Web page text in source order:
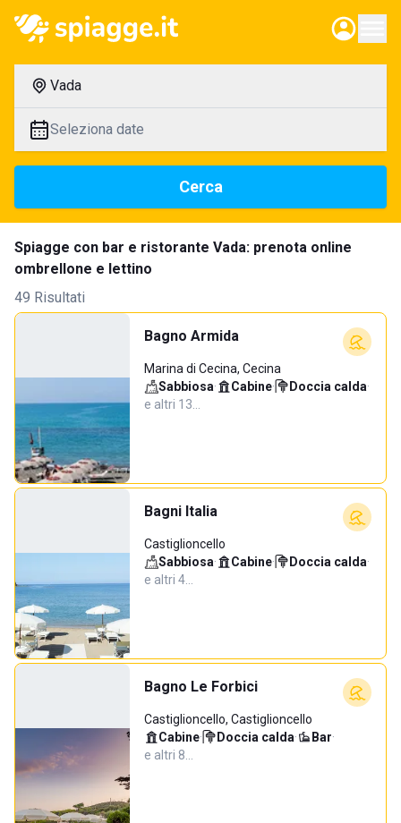
Vada
Seleziona date
Cerca
Spiagge con bar e ristorante Vada: prenota online
ombrellone e lettino
49 Risultati
Bagno Armida
Marina di Cecina, Cecina
Sabbiosa· Cabine· Doccia calda·
e altri 13…
Bagni Italia
Castiglioncello
Sabbiosa· Cabine· Doccia calda·
e altri 4…
Bagno Le Forbici
Castiglioncello, Castiglioncello
Cabine· Doccia calda· Bar·
e altri 8…